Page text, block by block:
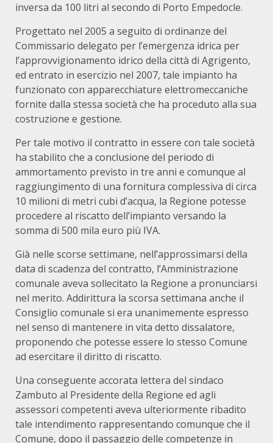
inversa da 100 litri al secondo di Porto Empedocle.
Progettato nel 2005 a seguito di ordinanze del
Commissario delegato per l’emergenza idrica per
l’approvvigionamento idrico della città di Agrigento,
ed entrato in esercizio nel 2007, tale impianto ha
funzionato con apparecchiature elettromeccaniche
fornite dalla stessa società che ha proceduto alla sua
costruzione e gestione.
Per tale motivo il contratto in essere con tale società
ha stabilito che a conclusione del periodo di
ammortamento previsto in tre anni e comunque al
raggiungimento di una fornitura complessiva di circa
10 milioni di metri cubi d’acqua, la Regione potesse
procedere al riscatto dell’impianto versando la
somma di 500 mila euro più IVA.
Già nelle scorse settimane, nell’approssimarsi della
data di scadenza del contratto, l’Amministrazione
comunale aveva sollecitato la Regione a pronunciarsi
nel merito. Addirittura la scorsa settimana anche il
Consiglio comunale si era unanimemente espresso
nel senso di mantenere in vita detto dissalatore,
proponendo che potesse essere lo stesso Comune
ad esercitare il diritto di riscatto.
Una conseguente accorata lettera del sindaco
Zambuto al Presidente della Regione ed agli
assessori competenti aveva ulteriormente ribadito
tale intendimento rappresentando comunque che il
Comune, dopo il passaggio delle competenze in